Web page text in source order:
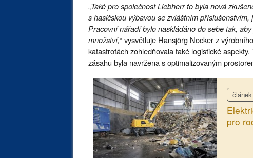
„Také pro společnost Liebherr to byla nová
s hasičskou výbavou se zvláštním
Pracovní nářadí bylo naskládáno do sebe tak,
množství,“ vysvětluje Hansjörg Nocker z
katastrofách zohledňovala také logistické
zásahu byla navržena s optimalizovaným
článek
pro